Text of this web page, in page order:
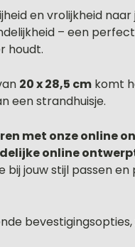
en vrolijkheid
– een
houdt.
20 x 28,5 cm komt
een strandhuisje.
met onze online
online
jouw stijl passen